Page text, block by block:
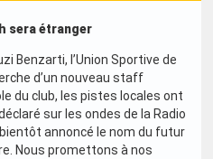
sera étranger
Benzarti, l’Union Sportive de
d’un nouveau staff
du club, les pistes locales ont
sur les ondes de la Radio
annoncé le nom du futur
Nous promettons à nos